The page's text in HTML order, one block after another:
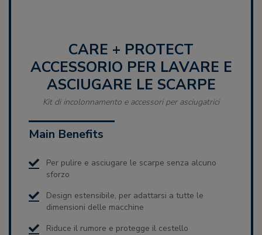
CARE + PROTECT
ACCESSORIO PER LAVARE E
ASCIUGARE LE SCARPE
Kit di incolonnamento e accessori per asciugatrici
Main Benefits
Per pulire e asciugare le scarpe senza alcuno
sforzo
Design estensibile, per adattarsi a tutte le
dimensioni delle macchine
Riduce il rumore e protegge il cestello